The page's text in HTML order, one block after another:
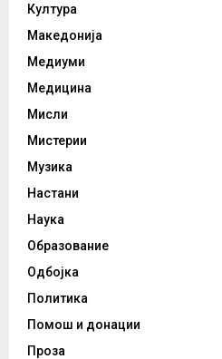
Култура
Македонија
Медиуми
Медицина
Мисли
Мистерии
Музика
Настани
Наука
Образование
Одбојка
Политика
Помош и донации
Проза